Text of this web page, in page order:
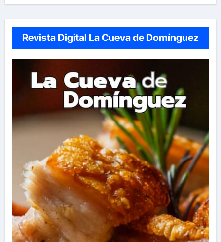
Revista Digital La Cueva de Domínguez